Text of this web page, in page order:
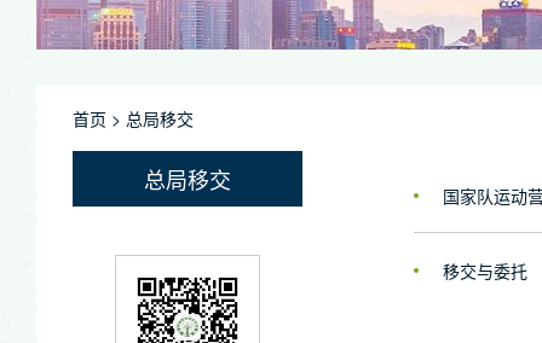
首页 > 总局移交
总局移交
国家队运动
移交与委托